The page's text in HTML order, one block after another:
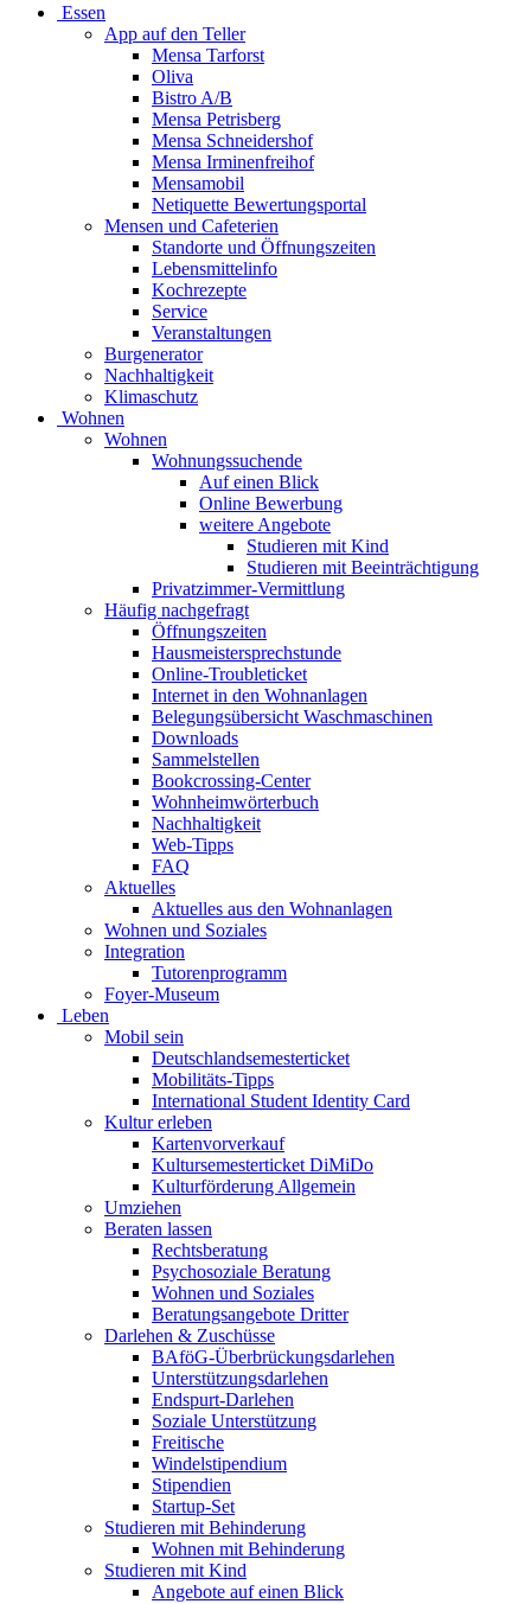
Essen
App auf den Teller
Mensa Tarforst
Oliva
Bistro A/B
Mensa Petrisberg
Mensa Schneidershof
Mensa Irminenfreihof
Mensamobil
Netiquette Bewertungsportal
Mensen und Cafeterien
Standorte und Öffnungszeiten
Lebensmittelinfo
Kochrezepte
Service
Veranstaltungen
Burgenerator
Nachhaltigkeit
Klimaschutz
Wohnen
Wohnen
Wohnungssuchende
Auf einen Blick
Online Bewerbung
weitere Angebote
Studieren mit Kind
Studieren mit Beeinträchtigung
Privatzimmer-Vermittlung
Häufig nachgefragt
Öffnungszeiten
Hausmeistersprechstunde
Online-Troubleticket
Internet in den Wohnanlagen
Belegungsübersicht Waschmaschinen
Downloads
Sammelstellen
Bookcrossing-Center
Wohnheimwörterbuch
Nachhaltigkeit
Web-Tipps
FAQ
Aktuelles
Aktuelles aus den Wohnanlagen
Wohnen und Soziales
Integration
Tutorenprogramm
Foyer-Museum
Leben
Mobil sein
Deutschlandsemesterticket
Mobilitäts-Tipps
International Student Identity Card
Kultur erleben
Kartenvorverkauf
Kultursemesterticket DiMiDo
Kulturförderung Allgemein
Umziehen
Beraten lassen
Rechtsberatung
Psychosoziale Beratung
Wohnen und Soziales
Beratungsangebote Dritter
Darlehen & Zuschüsse
BAföG-Überbrückungsdarlehen
Unterstützungsdarlehen
Endspurt-Darlehen
Soziale Unterstützung
Freitische
Windelstipendium
Stipendien
Startup-Set
Studieren mit Behinderung
Wohnen mit Behinderung
Studieren mit Kind
Angebote auf einen Blick